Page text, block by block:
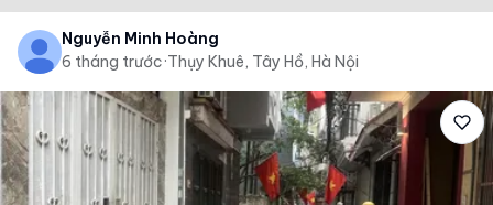
Nguyễn Minh Hoàng
6 tháng trước·Thụy Khuê, Tây Hồ, Hà Nội